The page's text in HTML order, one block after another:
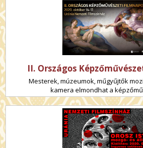
II. Országos
Mesterek, múzeumok, műgyűjtők
kamera elmondhat a